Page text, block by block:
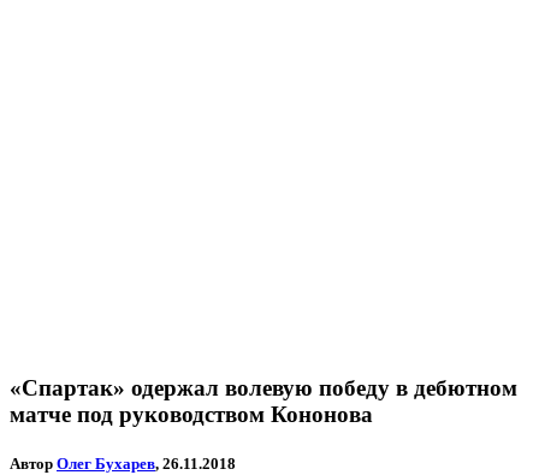
«Спартак» одержал волевую победу в дебютном
матче под руководством Кононова
Автор Олег Бухарев, 26.11.2018